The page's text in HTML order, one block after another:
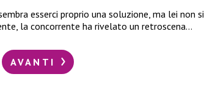
esserci proprio una soluzione, ma lei non si
la concorrente ha rivelato un retroscena…
AVANTI